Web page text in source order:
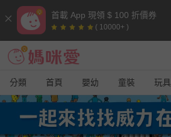
首載 App 現領 $ 100 折價券
( 10000+ )
分類 首頁 嬰幼 童裝 玩具